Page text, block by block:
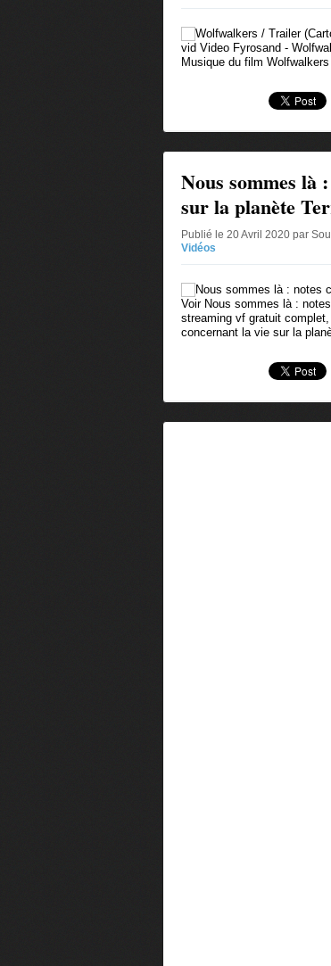
vid Video Fyrosand -
Musique du film Wolfwalkers
Nous sommes là
sur la planète
Publié le 20 Avril 2020 par
Vidéos
Voir Nous sommes là :
streaming vf gratuit
concernant la vie sur la